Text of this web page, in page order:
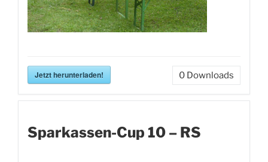
Jetzt herunterladen! 0 Downloads
Sparkassen-Cup 10 – RS